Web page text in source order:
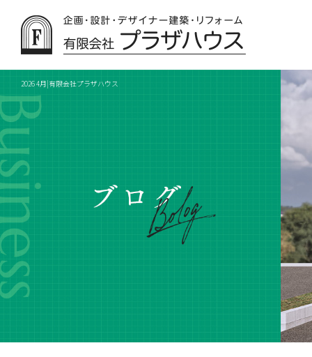
2026 4月|有限会社プラザハウス